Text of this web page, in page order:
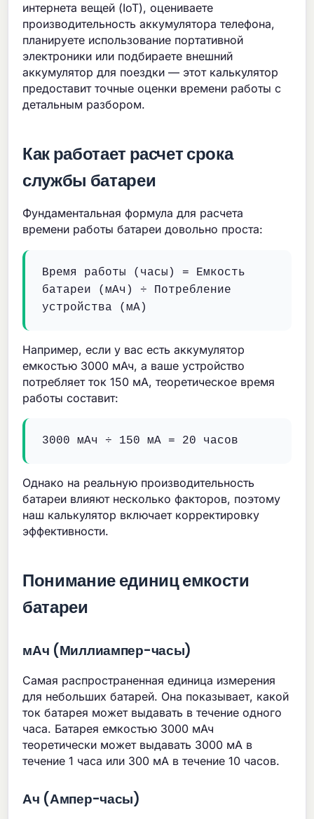
интернета вещей (IoT), оцениваете
производительность аккумулятора телефона,
планируете использование портативной
электроники или подбираете внешний
аккумулятор для поездки — этот калькулятор
предоставит точные оценки времени работы с
детальным разбором.
Как работает расчет срока
службы батареи
Фундаментальная формула для расчета
времени работы батареи довольно проста:
Время работы (часы) = Емкость
батареи (мАч) ÷ Потребление
устройства (мА)
Например, если у вас есть аккумулятор
емкостью 3000 мАч, а ваше устройство
потребляет ток 150 мА, теоретическое время
работы составит:
3000 мАч ÷ 150 мА = 20 часов
Однако на реальную производительность
батареи влияют несколько факторов, поэтому
наш калькулятор включает корректировку
эффективности.
Понимание единиц емкости
батареи
мАч (Миллиампер-часы)
Самая распространенная единица измерения
для небольших батарей. Она показывает, какой
ток батарея может выдавать в течение одного
часа. Батарея емкостью 3000 мАч
теоретически может выдавать 3000 мА в
течение 1 часа или 300 мА в течение 10 часов.
Ач (Ампер-часы)